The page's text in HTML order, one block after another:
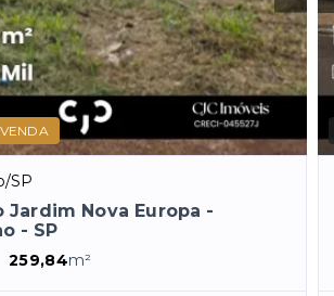
VENDA
SP
Jardim Nova Europa -
- SP
259,84m²